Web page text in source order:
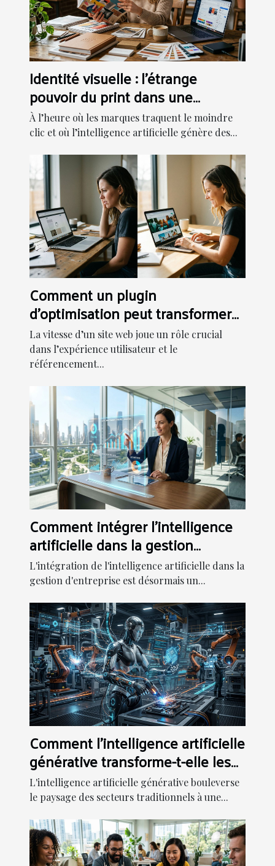
Identité visuelle : l’étrange
pouvoir du print dans une
stratégie digitale
À l’heure où les marques traquent le moindre
clic et où l’intelligence artificielle génère des...
Comment un plugin
d'optimisation peut transformer
la vitesse de votre site web ?
La vitesse d’un site web joue un rôle crucial
dans l’expérience utilisateur et le
référencement...
Comment intégrer l'intelligence
artificielle dans la gestion
d'entreprise ?
L'intégration de l'intelligence artificielle dans la
gestion d'entreprise est désormais un...
Comment l'intelligence artificielle
générative transforme-t-elle les
secteurs traditionnels ?
L'intelligence artificielle générative bouleverse
le paysage des secteurs traditionnels à une...